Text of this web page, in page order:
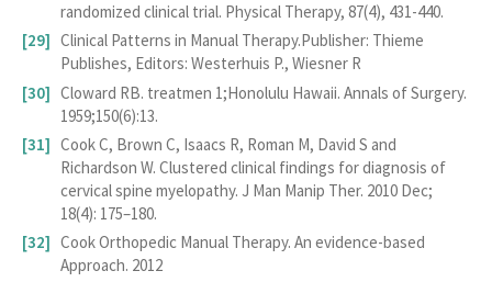
randomized clinical trial. Physical Therapy, 87(4), 431-440.
Clinical Patterns in Manual Therapy.Publisher: Thieme
Publishes, Editors: Westerhuis P., Wiesner R
Cloward RB. treatmen 1;Honolulu Hawaii. Annals of Surgery.
1959;150(6):13.
Cook C, Brown C, Isaacs R, Roman M, David S and
Richardson W. Clustered clinical findings for diagnosis of
cervical spine myelopathy. J Man Manip Ther. 2010 Dec;
18(4): 175–180.
Cook Orthopedic Manual Therapy. An evidence-based
Approach. 2012